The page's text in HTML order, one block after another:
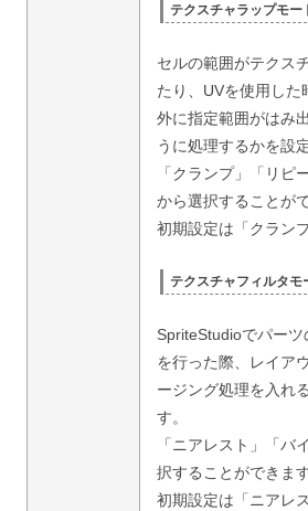
テクスチャラップモー
セルの範囲がテクス
たり、UVを使用した
外に指定範囲がはみ
うに処理するかを設
「クランプ」「リピ
から選択することが
初期設定は「クラン
テクスチャフィルタモ
SpriteStudioでパー
を行った際、レイア
ージング処理を入れ
す。
「ニアレスト」「バ
択することができます
初期設定は「ニアレ